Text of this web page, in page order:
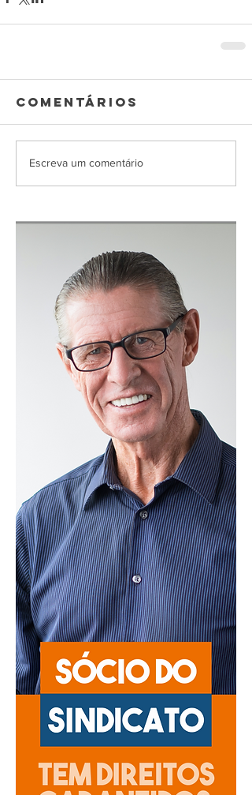
Comentários
Escreva um comentário